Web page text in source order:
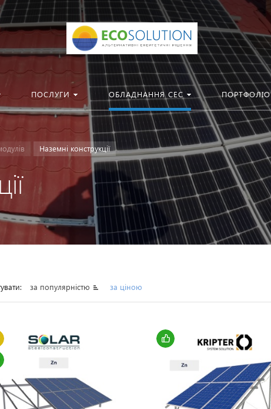
ПОСЛУГИ ОБЛАДНАННЯ СЕС ПОРТФОЛІО
Наземні конструкції
за популярністю за ціною